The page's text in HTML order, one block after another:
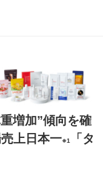
増加”傾向を確
上日本一※1
「タ